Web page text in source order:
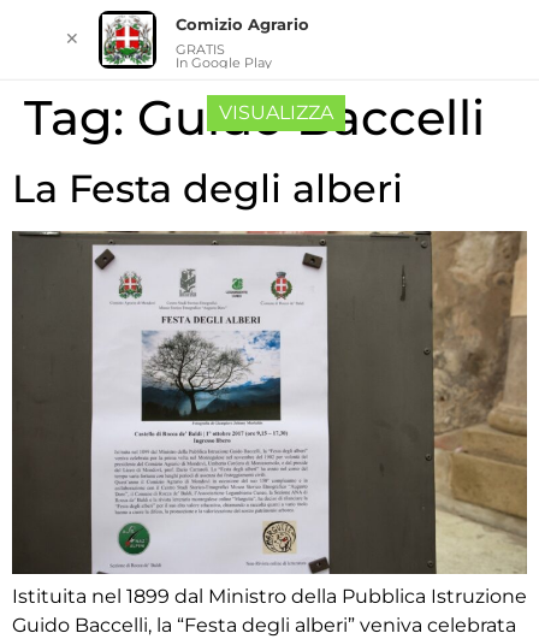
Tag: Guido Baccelli
La Festa degli alberi
Istituita nel 1899 dal Ministro della Pubblica Istruzione
Guido Baccelli, la “Festa degli alberi” veniva celebrata
✕
Comizio Agrario
GRATIS
In Google Play
VISUALIZZA